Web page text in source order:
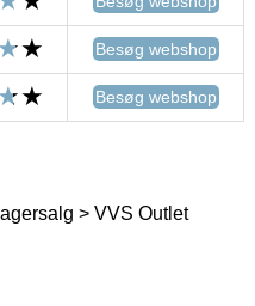
Besøg webshop
Besøg webshop
> VVS Outlet